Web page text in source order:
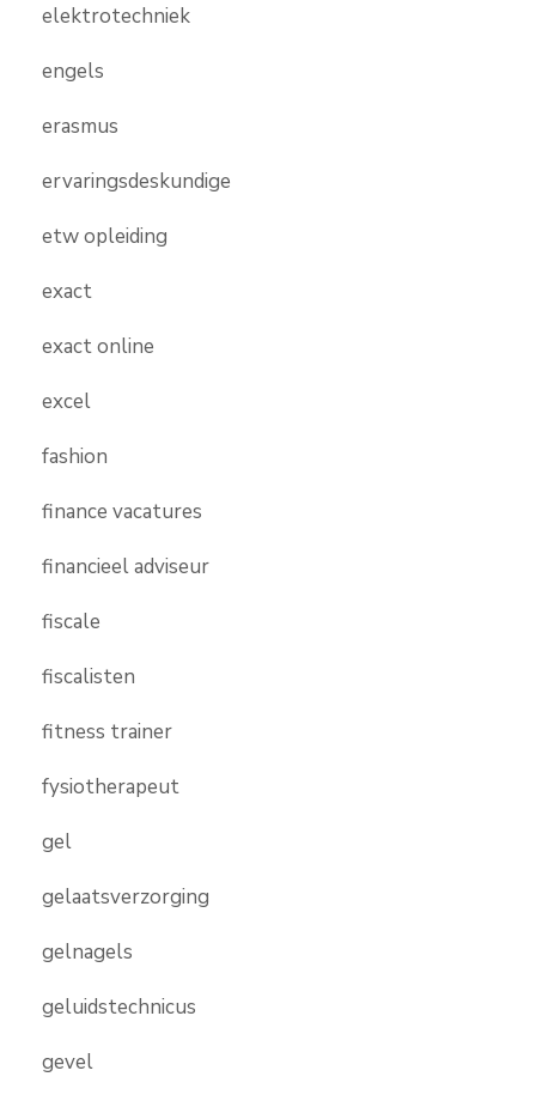
elektrotechniek
engels
erasmus
ervaringsdeskundige
etw opleiding
exact
exact online
excel
fashion
finance vacatures
financieel adviseur
fiscale
fiscalisten
fitness trainer
fysiotherapeut
gel
gelaatsverzorging
gelnagels
geluidstechnicus
gevel